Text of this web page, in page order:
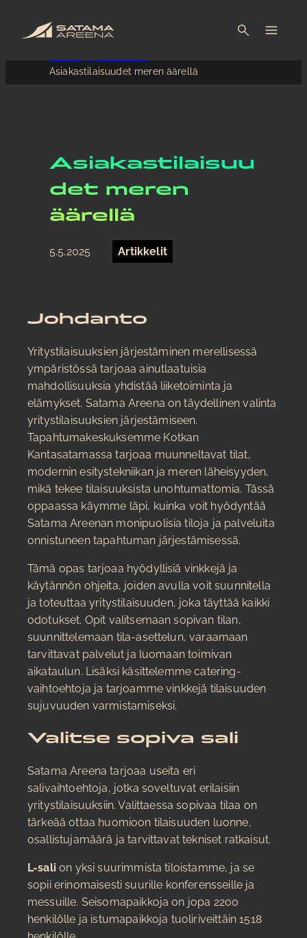
Asiakastilaisuudet meren äärellä
Asiakastilaisuu
det meren
äärellä
5.5.2025 Artikkelit
Johdanto
Yritystilaisuuksien järjestäminen merellisessä
ympäristössä tarjoaa ainutlaatuisia
mahdollisuuksia yhdistää liiketoiminta ja
elämykset. Satama Areena on täydellinen valinta
yritystilaisuuksien järjestämiseen.
Tapahtumakeskuksemme Kotkan
Kantasatamassa tarjoaa muunneltavat tilat,
modernin esitystekniikan ja meren läheisyyden,
mikä tekee tilaisuuksista unohtumattomia. Tässä
oppaassa käymme läpi, kuinka voit hyödyntää
Satama Areenan monipuolisia tiloja ja palveluita
onnistuneen tapahtuman järjestämisessä.
Tämä opas tarjoaa hyödyllisiä vinkkejä ja
käytännön ohjeita, joiden avulla voit suunnitella
ja toteuttaa yritystilaisuuden, joka täyttää kaikki
odotukset. Opit valitsemaan sopivan tilan,
suunnittelemaan tila-asettelun, varaamaan
tarvittavat palvelut ja luomaan toimivan
aikataulun. Lisäksi käsittelemme catering-
vaihtoehtoja ja tarjoamme vinkkejä tilaisuuden
sujuvuuden varmistamiseksi.
Valitse sopiva sali
Satama Areena tarjoaa useita eri
salivaihtoehtoja, jotka soveltuvat erilaisiin
yritystilaisuuksiin. Valittaessa sopivaa tilaa on
tärkeää ottaa huomioon tilaisuuden luonne,
osallistujamäärä ja tarvittavat tekniset ratkaisut.
L-sali on yksi suurimmista tiloistamme, ja se
sopii erinomaisesti suurille konferensseille ja
messuille. Seisomapaikkoja on jopa 2200
henkilölle ja istumapaikkoja tuoliriveittäin 1518